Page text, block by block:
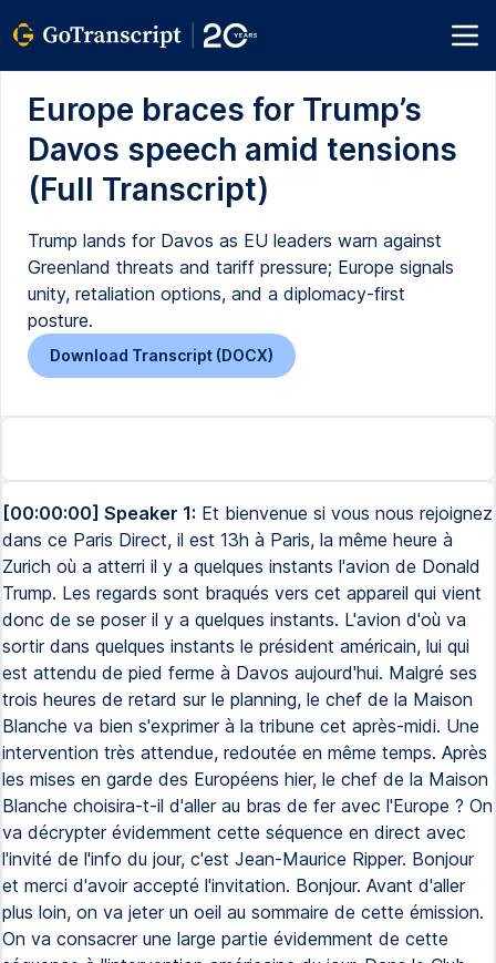
Europe braces for Trump’s
Davos speech amid tensions
(Full Transcript)
Trump lands for Davos as EU leaders warn against
Greenland threats and tariff pressure; Europe signals
unity, retaliation options, and a diplomacy-first
posture.
Download Transcript (DOCX)
[00:00:00] Speaker 1: Et bienvenue si vous nous rejoignez
dans ce Paris Direct, il est 13h à Paris, la même heure à
Zurich où a atterri il y a quelques instants l'avion de Donald
Trump. Les regards sont braqués vers cet appareil qui vient
donc de se poser il y a quelques instants. L'avion d'où va
sortir dans quelques instants le président américain, lui qui
est attendu de pied ferme à Davos aujourd'hui. Malgré ses
trois heures de retard sur le planning, le chef de la Maison
Blanche va bien s'exprimer à la tribune cet après-midi. Une
intervention très attendue, redoutée en même temps. Après
les mises en garde des Européens hier, le chef de la Maison
Blanche choisira-t-il d'aller au bras de fer avec l'Europe ? On
va décrypter évidemment cette séquence en direct avec
l'invité de l'info du jour, c'est Jean-Maurice Ripper. Bonjour
et merci d'avoir accepté l'invitation. Bonjour. Avant d'aller
plus loin, on va jeter un oeil au sommaire de cette émission.
On va consacrer une large partie évidemment de cette